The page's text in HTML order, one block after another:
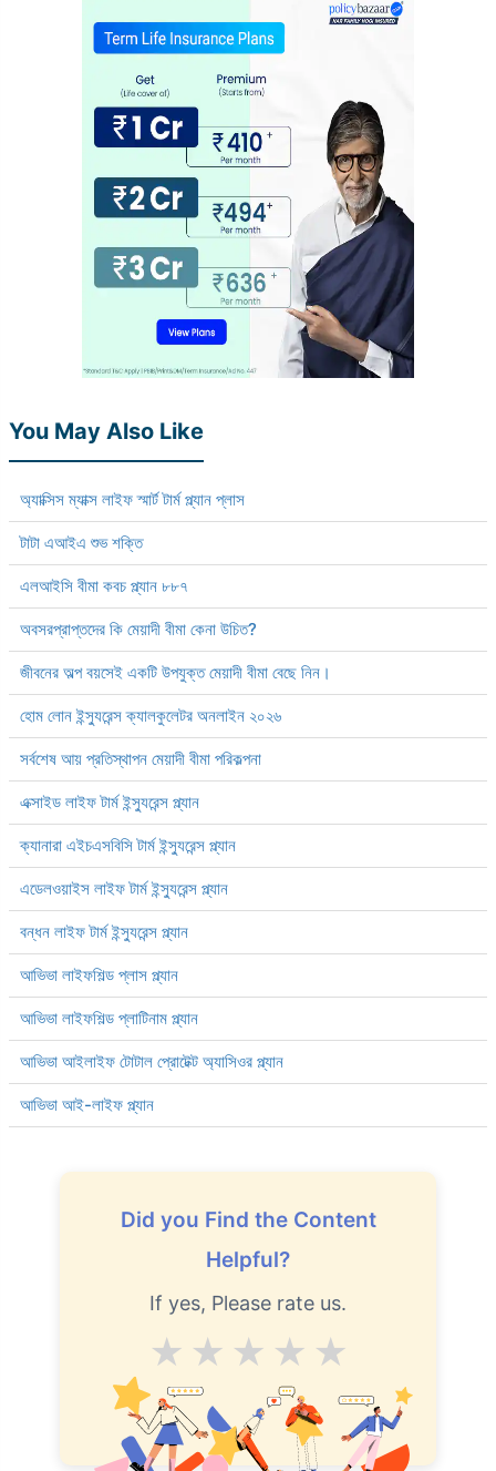
You May Also Like
অ্যাক্সিস ম্যাক্স লাইফ স্মার্ট টার্ম প্ল্যান প্লাস
টাটা এআইএ শুভ শক্তি
এলআইসি বীমা কবচ প্ল্যান ৮৮৭
অবসরপ্রাপ্তদের কি মেয়াদী বীমা কেনা উচিত?
জীবনের অল্প বয়সেই একটি উপযুক্ত মেয়াদী বীমা বেছে নিন।
হোম লোন ইন্স্যুরেন্স ক্যালকুলেটর অনলাইন ২০২৬
সর্বশেষ আয় প্রতিস্থাপন মেয়াদী বীমা পরিকল্পনা
এক্সাইড লাইফ টার্ম ইন্স্যুরেন্স প্ল্যান
ক্যানারা এইচএসবিসি টার্ম ইন্স্যুরেন্স প্ল্যান
এডেলওয়াইস লাইফ টার্ম ইন্স্যুরেন্স প্ল্যান
বন্ধন লাইফ টার্ম ইন্স্যুরেন্স প্ল্যান
আভিভা লাইফশিল্ড প্লাস প্ল্যান
আভিভা লাইফশিল্ড প্লাটিনাম প্ল্যান
আভিভা আইলাইফ টোটাল প্রোটেক্ট অ্যাসিওর প্ল্যান
আভিভা আই-লাইফ প্ল্যান
Did you Find the Content
Helpful?
If yes, Please rate us.
Excellent
V.Good
Good
Average